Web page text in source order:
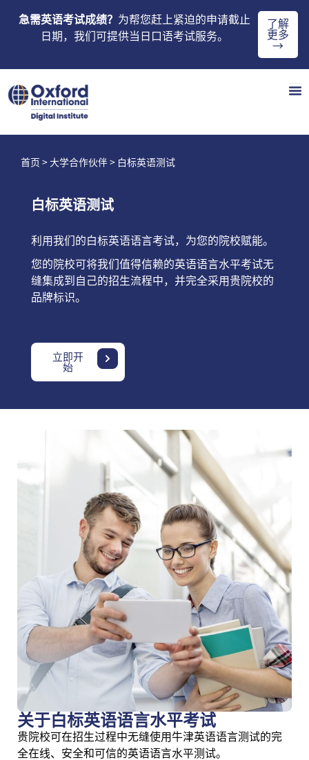
急需英语考试成绩？ 为帮您赶上紧迫的申请截止
日期，我们可提供当日口语考试服务。
了解
更多
→
首页 > 大学合作伙伴 > 白标英语测试
白标英语测试
利用我们的白标英语语言考试，为您的院校赋能。
您的院校可将我们值得信赖的英语语言水平考试无
缝集成到自己的招生流程中，并完全采用贵院校的
品牌标识。
立即开
始
关于白标英语语言水平考试
贵院校可在招生过程中无缝使用牛津英语语言测试的完
全在线、安全和可信的英语语言水平测试。